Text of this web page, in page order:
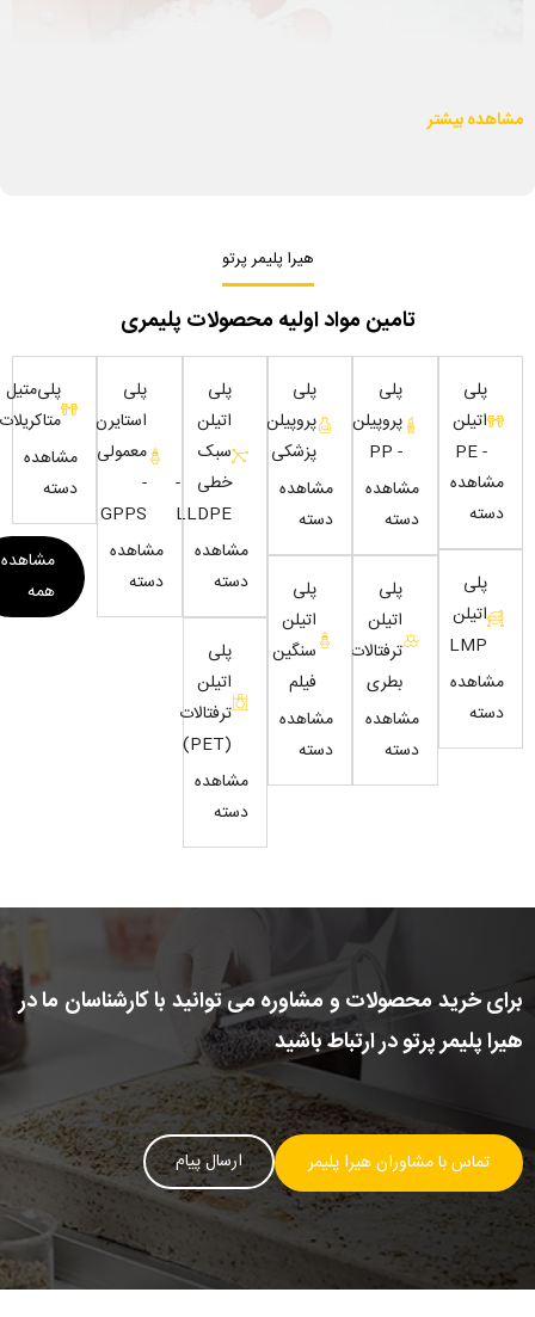
بیشتر
هیرا پلیمر پرتو
تامین مواد اولیه محصولات پلیمری
اتیلن
مشاهده
دسته
اتیلن
LMP
مشاهده
دسته
پروپیلن
مشاهده
دسته
اتیلن
ترفتالات
بطری
مشاهده
دسته
پروپیلن
پزشکی
مشاهده
دسته
اتیلن
سنگین
مشاهده
دسته
اتیلن
سبک
خطی -
LLDPE
مشاهده
دسته
اتیلن
ترفتالات
مشاهده
دسته
استایرن
معمولی
GPPS
مشاهده
دسته
پلی‌متیل
متاکریلات
مشاهده
دسته
مشاهده
همه
خرید محصولات و مشاوره می توانید با کارشناسان ما در
پلیمر پرتو در ارتباط باشید
تماس با مشاوران هیرا پلیمر ارسال پیام